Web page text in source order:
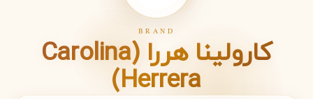
BRAND
کارولینا هررا (Carolina
Herrera)